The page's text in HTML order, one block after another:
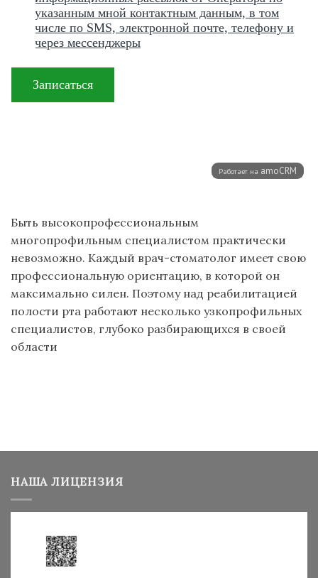
Быть высокопрофессиональным
многопрофильным специалистом практически
невозможно. Каждый врач-стоматолог имеет свою
профессиональную ориентацию, в которой он
максимально силен. Поэтому над реабилитацией
полости рта работают несколько узкопрофильных
специалистов, глубоко разбирающихся в своей
области
НАША ЛИЦЕНЗИЯ